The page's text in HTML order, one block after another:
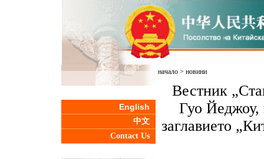
English
中文
Contact Us
начало> новини
Вестник
Гуо Йеджоу,
заглавието